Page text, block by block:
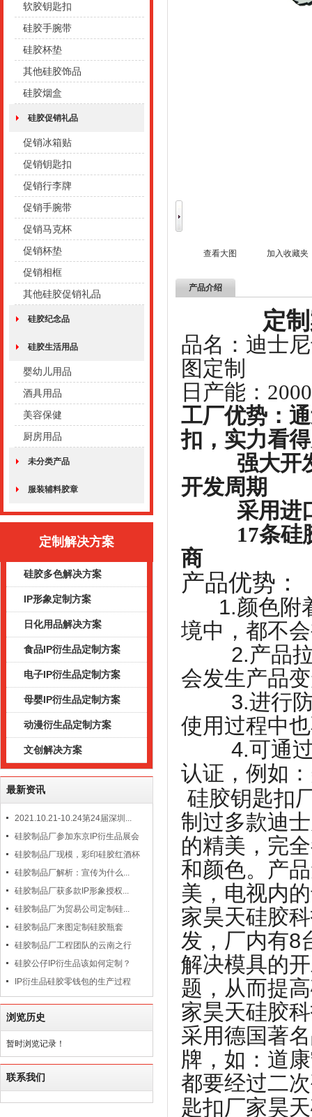
软胶钥匙扣
硅胶手腕带
硅胶杯垫
其他硅胶饰品
硅胶烟盒
硅胶促销礼品
促销冰箱贴
促销钥匙扣
促销行李牌
促销手腕带
促销马克杯
促销杯垫
促销相框
其他硅胶促销礼品
硅胶纪念品
硅胶生活用品
婴幼儿用品
酒具用品
美容保健
厨房用品
未分类产品
服装辅料胶章
定制解决方案
硅胶多色解决方案
IP形象定制方案
日化用品解决方案
食品IP衍生品定制方案
电子IP衍生品定制方案
母婴IP衍生品定制方案
动漫衍生品定制方案
文创解决方案
最新资讯
2021.10.21-10.24第24届深圳...
硅胶制品厂参加东京IP衍生品展会
硅胶制品厂现模，彩印硅胶红酒杯
硅胶制品厂解析：宣传为什么...
硅胶制品厂获多款IP形象授权...
硅胶制品厂为贸易公司定制硅...
硅胶制品厂来图定制硅胶瓶套
硅胶制品厂工程团队的云南之行
硅胶公仔IP衍生品该如何定制？
IP衍生品硅胶零钱包的生产过程
浏览历史
暂时浏览记录！
联系我们
查看大图 加入收藏夹
产品介绍
定制案
品名：迪
图定制
日产能
工厂优势：
扣，实力看
强大开发
开发周期
采用进口
17条硅胶
商
产品优势：
1.颜色附
境中，都不
2.产品拉
会发生产品
3.进行防
使用过程中
4.可通过
认证，例如
硅胶钥匙扣
制过多款迪
的精美，完
和颜色。产
美，电视内
家昊天硅胶
发，厂内有8
解决模具的
题，从而提
家昊天硅胶
采用德国著
牌，如：道
都要经过二
匙扣厂家昊